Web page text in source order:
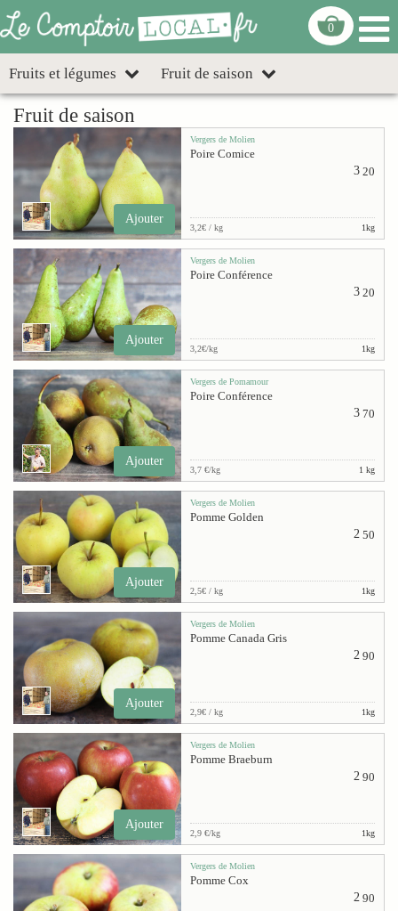
0
Fruits et légumes Fruit de saison
Fruit de saison
Ajouter
Vergers de Molien
Poire Comice
3 20
3,2€ / kg 1kg
Ajouter
Vergers de Molien
Poire Conférence
3 20
3,2€/kg 1kg
Ajouter
Vergers de Pomamour
Poire Conférence
3 70
3,7 €/kg 1 kg
Ajouter
Vergers de Molien
Pomme Golden
2 50
2,5€ / kg 1kg
Ajouter
Vergers de Molien
Pomme Canada Gris
2 90
2,9€ / kg 1kg
Ajouter
Vergers de Molien
Pomme Braeburn
2 90
2,9 €/kg 1kg
Vergers de Molien
Pomme Cox
2 90